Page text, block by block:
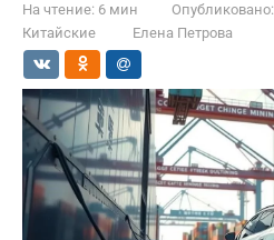
На чтение: 6 мин Опубликовано:
Китайские
Елена Петрова